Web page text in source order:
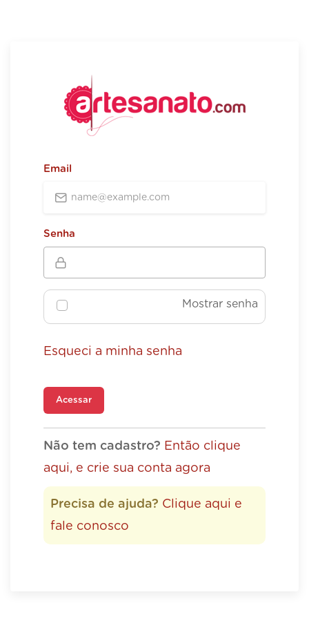
Email
Senha
Mostrar senha
Esqueci a minha senha
Acessar
Não tem cadastro? Então clique
aqui, e crie sua conta agora
Precisa de ajuda? Clique aqui e
fale conosco